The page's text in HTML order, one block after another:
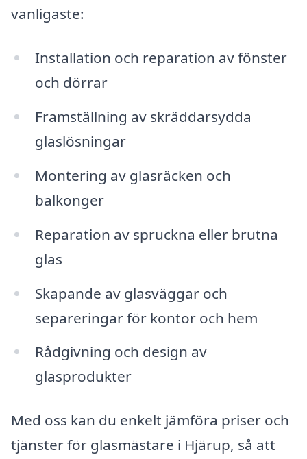
vanligaste:
Installation och reparation av fönster
och dörrar
Framställning av skräddarsydda
glaslösningar
Montering av glasräcken och
balkonger
Reparation av spruckna eller brutna
glas
Skapande av glasväggar och
separeringar för kontor och hem
Rådgivning och design av
glasprodukter
Med oss kan du enkelt jämföra priser och
tjänster för glasmästare i Hjärup, så att